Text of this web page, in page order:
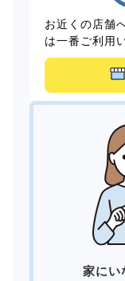
お近くの店舗
は一番ご利用
家にい